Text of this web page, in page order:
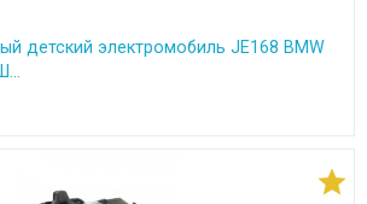
детский электромобиль JE168 BMW
